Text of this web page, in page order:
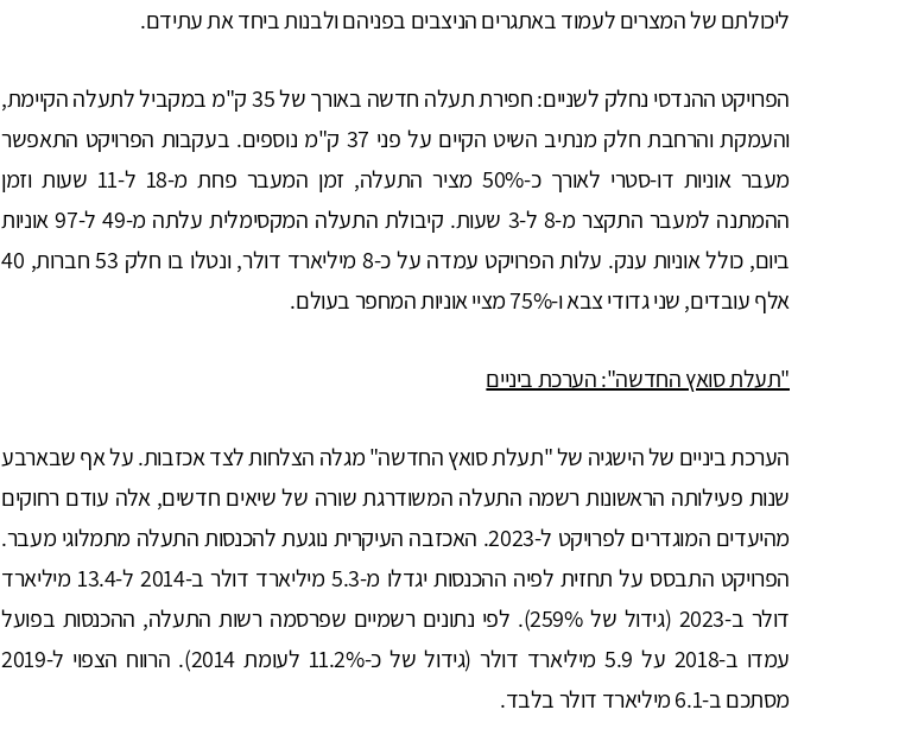
ליכולתם של המצרים לעמוד באתגרים הניצבים בפניהם ולבנות ביחד את עתידם.
הפרויקט ההנדסי נחלק לשניים: חפירת תעלה חדשה באורך של 35 ק"מ במקביל לתעלה הקיימת,
והעמקת והרחבת חלק מנתיב השיט הקיים על פני 37 ק"מ נוספים. בעקבות הפרויקט התאפשר
מעבר אוניות דו-סטרי לאורך כ-50% מציר התעלה, זמן המעבר פחת מ-18 ל-11 שעות וזמן
ההמתנה למעבר התקצר מ-8 ל-3 שעות. קיבולת התעלה המקסימלית עלתה מ-49 ל-97 אוניות
ביום, כולל אוניות ענק. עלות הפרויקט עמדה על כ-8 מיליארד דולר, ונטלו בו חלק 53 חברות, 40
אלף עובדים, שני גדודי צבא ו-75% מציי אוניות המחפר בעולם.
"תעלת סואץ החדשה": הערכת ביניים
הערכת ביניים של הישגיה של "תעלת סואץ החדשה" מגלה הצלחות לצד אכזבות. על אף שבארבע
שנות פעילותה הראשונות רשמה התעלה המשודרגת שורה של שיאים חדשים, אלה עודם רחוקים
מהיעדים המוגדרים לפרויקט ל-2023. האכזבה העיקרית נוגעת להכנסות התעלה מתמלוגי מעבר.
הפרויקט התבסס על תחזית לפיה ההכנסות יגדלו מ-5.3 מיליארד דולר ב-2014 ל-13.4 מיליארד
דולר ב-2023 (גידול של 259%). לפי נתונים רשמיים שפרסמה רשות התעלה, ההכנסות בפועל
עמדו ב-2018 על 5.9 מיליארד דולר (גידול של כ-11.2% לעומת 2014). הרווח הצפוי ל-2019
מסתכם ב-6.1 מיליארד דולר בלבד.